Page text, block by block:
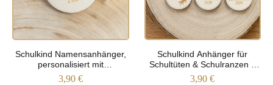
Produktseite
gewählt
werden
können
auf
der
Produktseite
gewählt
werden
Schulkind Namensanhänger,
personalisiert mit
Wunschnamen
3,90 €
Schulkind Anhänger für
Schultüten & Schulranzen –
Verschiedene Motive
3,90€